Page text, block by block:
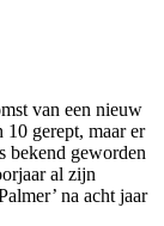
van een nieuw
gerept, maar er
bekend geworden
al zijn
na acht jaar